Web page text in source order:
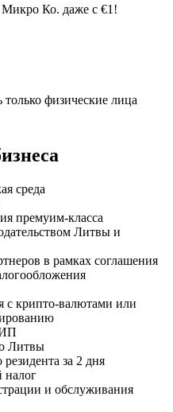
Микро Ко. даже с €1!
физические лица
среда
премуим-класса
Литвы и
в рамках соглашения
с крипто-валютами или
ИП
Литвы
за 2 дня
налог
и обслуживания